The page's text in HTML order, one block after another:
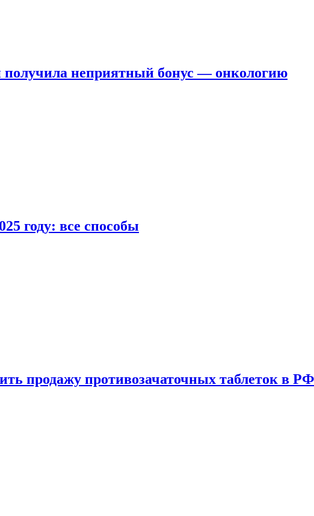
получила неприятный бонус — онкологию
году: все способы
продажу противозачаточных таблеток в РФ